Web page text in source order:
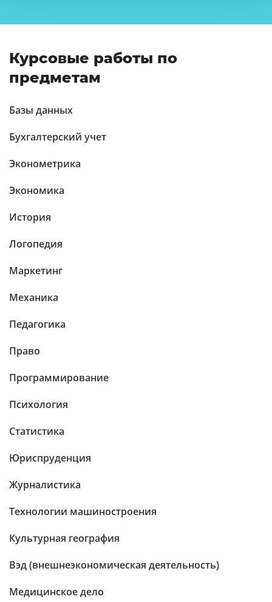
Курсовые работы по
предметам
Базы данных
Бухгалтерский учет
Эконометрика
Экономика
История
Логопедия
Маркетинг
Механика
Педагогика
Право
Программирование
Психология
Статистика
Юриспруденция
Журналистика
Технологии машиностроения
Культурная география
Вэд (внешнеэкономическая деятельность)
Медицинское дело